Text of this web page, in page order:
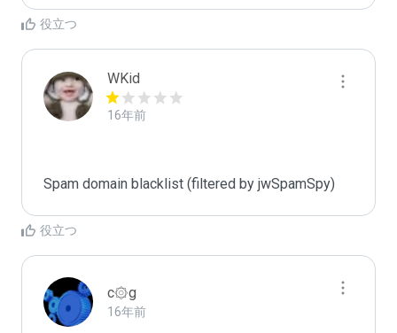
役立つ
WKid
16年前
Spam domain blacklist (filtered by jwSpamSpy)
役立つ
c۞g
16年前